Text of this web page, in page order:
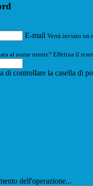
E-mail Verrà inviato un
al nome utente? Effettua il
di controllare la casella di
dell'operazione...